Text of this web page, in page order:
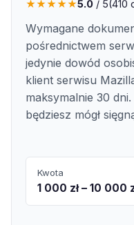
★★★★★5.0 / 5(410
Wymagane
pośrednictwem
jedynie dowód
klient serwisu
maksymalnie 30
będziesz mógł
Kwota
1 000 zł – 10 000